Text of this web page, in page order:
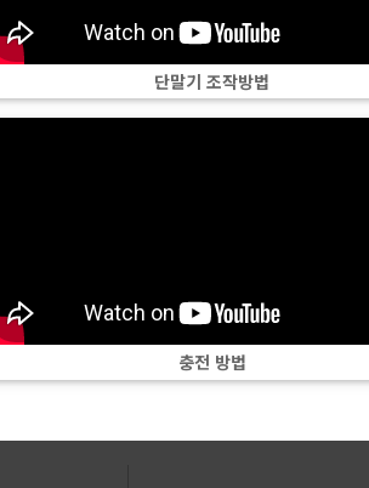
단말기 조작방법
충전 방법